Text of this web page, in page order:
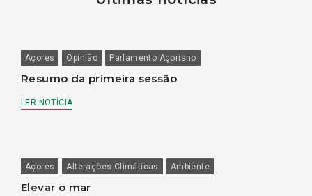
Açores Opinião Parlamento Açoriano
Resumo da primeira sessão
LER NOTÍCIA
Açores Alterações Climáticas Ambiente
Elevar o mar